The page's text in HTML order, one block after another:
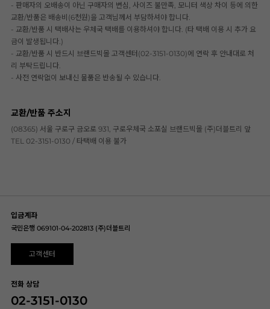
- 판매자의 오배송이 아닌 구매자의 변심, 사이즈 불만족, 모니터 색상 차이 등에 의한
교환/반품은 배송비(6천원)을 고객님께서 부담하셔야 합니다.
- 교환/반품 시 택배사는 우체국 택배를 이용하셔야 합니다. (타 택배 이용 시 추가 요
금이 발생됩니다.)
- 교환/반품 시 반드시 브랜드빅몰 고객센터(02-3151-0130)에 연락 후 안내대로 처
리 부탁드립니다.
- 사전 연락없이 보내신 물품은 반송될 수 있습니다.
교환/반품 주소지
(08365) 서울 구로구 금오로 931, 구로우체국 소포실 브랜드빅몰 (주)더블트리 앞
TEL 02-3151-0130 / 타택배 이용 불가
입금계좌
국민은행 069101-04-202813 (주)더블트리
고객센터
전화 상담
02-3151-0130